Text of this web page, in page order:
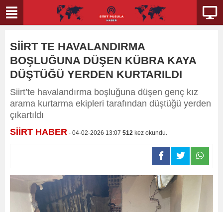
SİİRT TE HAVALANDIRMA
BOŞLUĞUNA DÜŞEN KÜBRA KAYA
DÜŞTÜĞÜ YERDEN KURTARILDI
Siirt’te havalandırma boşluğuna düşen genç kız
arama kurtarma ekipleri tarafından düştüğü yerden
çıkartıldı
SİİRT HABER - 04-02-2026 13:07 512 kez okundu.